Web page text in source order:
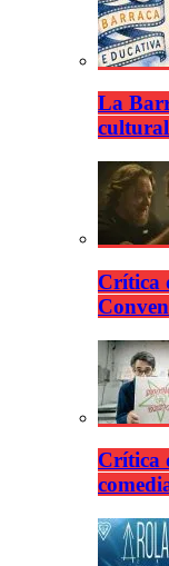
La
cultural
Crítica
Crítica